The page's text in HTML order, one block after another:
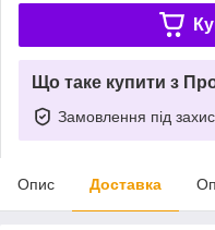
Що таке купити з
Замовлення під
Опис Доставка